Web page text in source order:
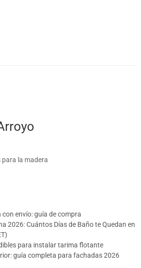
para la madera
envío: guía de compra
2026: Cuántos Días de Baño te Quedan en
para instalar tarima flotante
guía completa para fachadas 2026